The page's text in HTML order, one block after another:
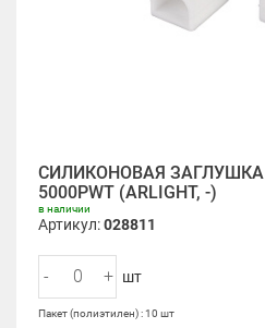
СИЛИКОНОВАЯ ЗАГЛУШКА
5000PWT (ARLIGHT, -)
в наличии
Артикул:028811
- + шт
Пакет (полиэтилен) : 10 шт